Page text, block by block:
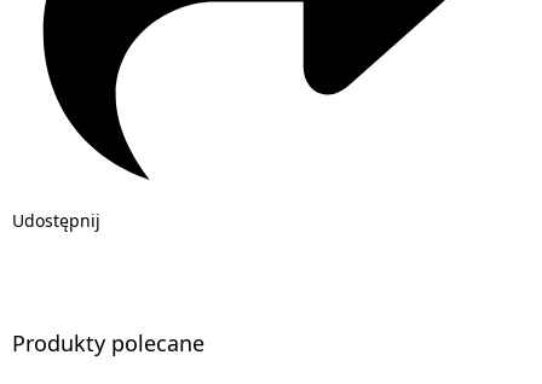
Udostępnij
Produkty polecane